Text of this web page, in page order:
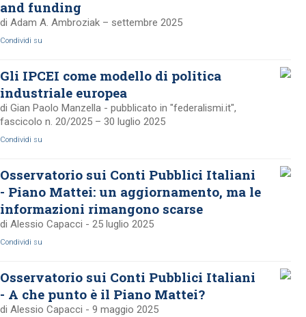
and funding
di Adam A. Ambroziak – settembre 2025
Condividi su
Gli IPCEI come modello di politica
industriale europea
di Gian Paolo Manzella - pubblicato in "federalismi.it",
fascicolo n. 20/2025 – 30 luglio 2025
Condividi su
Osservatorio sui Conti Pubblici Italiani
- Piano Mattei: un aggiornamento, ma le
informazioni rimangono scarse
di Alessio Capacci - 25 luglio 2025
Condividi su
Osservatorio sui Conti Pubblici Italiani
- A che punto è il Piano Mattei?
di Alessio Capacci - 9 maggio 2025